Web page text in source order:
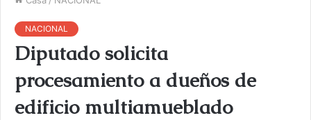
NACIONAL
Diputado solicita
procesamiento a dueños de
edificio multiamueblado